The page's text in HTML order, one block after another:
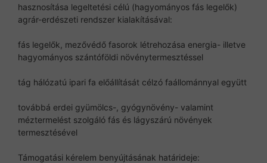
hasznosítása legeltetési célú (hagyományos fás legelők)
agrár-erdészeti rendszer kialakításával:
fás legelők, mezővédő fasorok létrehozása energia- illetve
hagyományos szántóföldi növénytermesztéssel
tág hálózatú ipari fa előállítását célzó faállománnyal együtt
továbbá erdei gyümölcs-, gyógynövény- valamint
méztermelést szolgáló fás és lágyszárú növények
termesztésével
Támogatási kérelem benyújtásának határideje: